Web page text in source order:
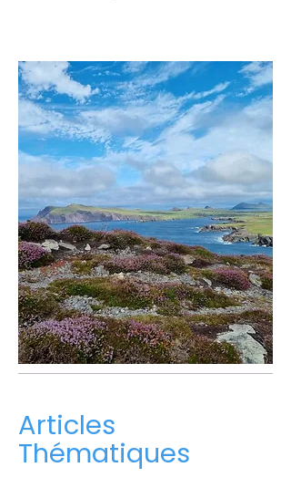
Articles
Thématiques